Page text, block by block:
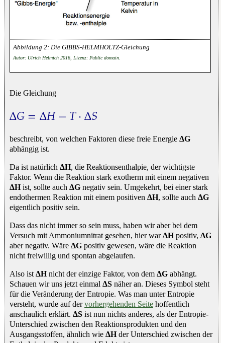
Die GIBBS-HELMHOLTZ-Gleichung
Autor: Ulrich Helmich 2016, Lizenz: Public domain.
Die Gleichung
Δ𝐺=Δ𝐻−𝑇⋅Δ𝑆
ΔG=Δ H−T ⋅Δ S
beschreibt, von welchen Faktoren diese freie Energie ΔG
abhängig ist.
Da ist natürlich ΔH, die Reaktionsenthalpie, der wichtigste
Faktor. Wenn die Reaktion stark exotherm mit einem negativen
ΔHist, sollte auch ΔG negativ sein. Umgekehrt, bei einer stark
endothermen Reaktion mit einem positiven ΔH, sollte auch ΔG
eigentlich positiv sein.
Dass das nicht immer so sein muss, haben wir aber bei dem
Versuch mit Ammoniumnitrat gesehen, hier warΔHpositiv, ΔG
aber negativ. Wäre ΔG positiv gewesen, wäre die Reaktion
nicht freiwillig und spontan abgelaufen.
Also ist ΔHnicht der einzige Faktor, von dem ΔG abhängt.
Schauen wir uns jetzt einmal ΔS näher an. Dieses Symbol steht
für die Veränderung der Entropie. Was man unter Entropie
versteht, wurde auf dervorhergehenden Seite hoffentlich
anschaulich erklärt. ΔS ist nun nichts anderes, als der Entropie-
Unterschied zwischen den Reaktionsprodukten und den
Ausgangsstoffen, ähnlich wie ΔHder Unterschied zwischen der